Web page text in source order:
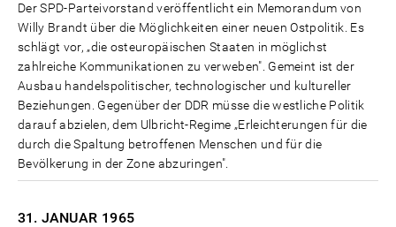
Der SPD-Parteivorstand veröffentlicht ein Memorandum von
Willy Brandt über die Möglichkeiten einer neuen Ostpolitik. Es
schlägt vor, „die osteuropäischen Staaten in möglichst
zahlreiche Kommunikationen zu verweben". Gemeint ist der
Ausbau handelspolitischer, technologischer und kultureller
Beziehungen. Gegenüber der DDR müsse die westliche Politik
darauf abzielen, dem Ulbricht-Regime „Erleichterungen für die
durch die Spaltung betroffenen Menschen und für die
Bevölkerung in der Zone abzuringen".
31. JANUAR 1965